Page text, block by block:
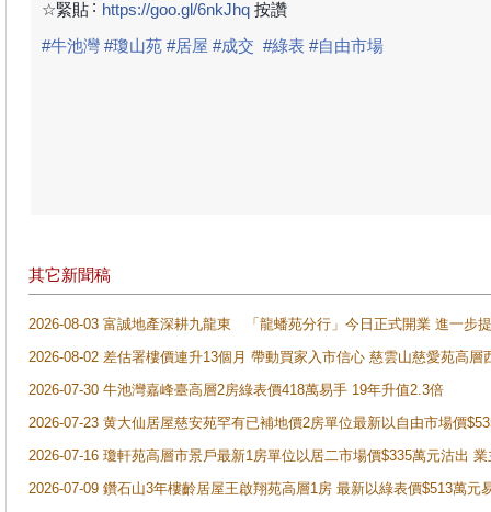
☆緊貼 : https://goo.gl/6nkJhq 按讚
#牛池灣 #瓊山苑 #居屋 #成交 #綠表 #自由市場
其它新聞稿
2026-08-03 富誠地產深耕九龍東 「龍蟠苑分行」今日正式開業 進一步
2026-08-02 差估署樓價連升13個月 帶動買家入市信心 慈雲山慈愛苑高層
2026-07-30 牛池灣嘉峰臺高層2房綠表價418萬易手 19年升值2.3倍
2026-07-23 黄大仙居屋慈安苑罕有已補地價2房單位最新以自由市場價
2026-07-16 瓊軒苑高層市景戶最新1房單位以居二市場價$335萬元沽出
2026-07-09 鑽石山3年樓齡居屋王啟翔苑高層1房 最新以綠表價$513萬元